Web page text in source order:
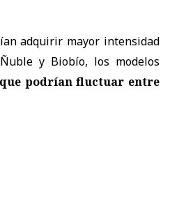
adquirir mayor intensidad
y Biobío, los modelos
podrían fluctuar entre